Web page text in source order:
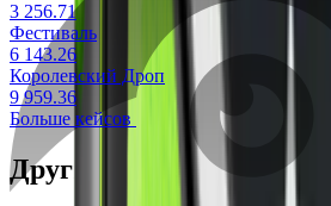
3 256.71
Фестиваль
6 143.26
Королевский Дроп
9 959.36
Больше кейсов
Другие скины на Desert